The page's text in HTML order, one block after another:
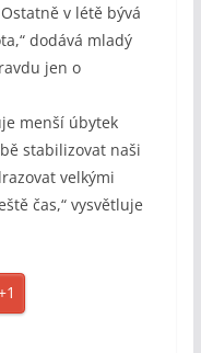
v létě bývá
dodává mladý
jen o
menší úbytek
stabilizovat naši
velkými
čas,“ vysvětluje